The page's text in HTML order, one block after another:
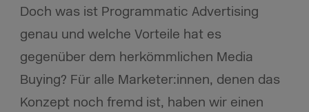
Doch was ist Programmatic Advertising
genau und welche Vorteile hat es
gegenüber dem herkömmlichen Media
Buying? Für alle Marketer:innen, denen das
Konzept noch fremd ist, haben wir einen